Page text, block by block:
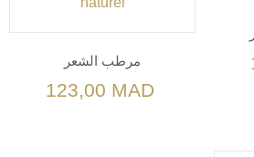
مرطب الشعر
123,00 MAD